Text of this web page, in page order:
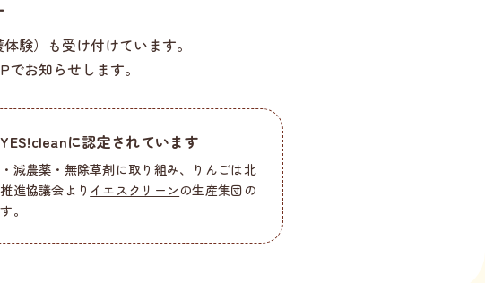
験）も受け付けています。
お知らせします。
に認定されています
減農薬・無除草剤に取り組み、りんごは北
進協議会より イエスクリーンの生産集団の
。